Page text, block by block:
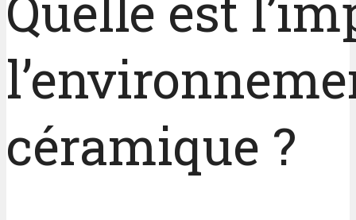
céramique ?